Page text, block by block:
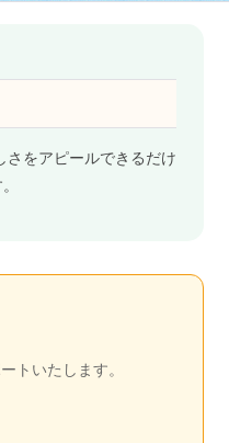
をアピールできるだけ
トいたします。